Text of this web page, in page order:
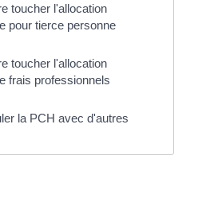
toucher l'allocation
pour tierce personne
toucher l'allocation
frais professionnels
la PCH avec d'autres